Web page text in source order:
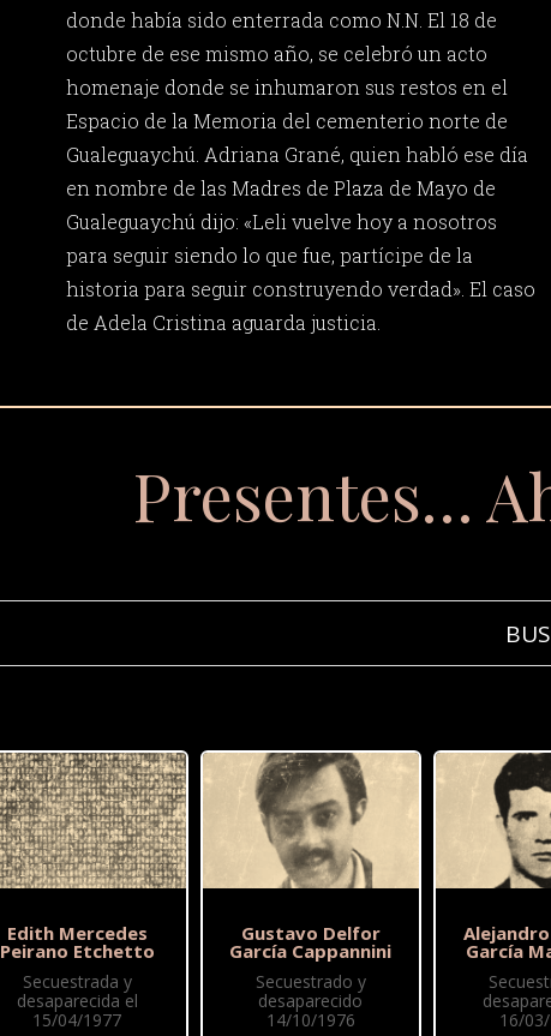
donde había sido enterrada como N.N. El 18 de
octubre de ese mismo año, se celebró un acto
homenaje donde se inhumaron sus restos en el
Espacio de la Memoria del cementerio norte de
Gualeguaychú. Adriana Grané, quien habló ese día
en nombre de las Madres de Plaza de Mayo de
Gualeguaychú dijo: «Leli vuelve hoy a nosotros
para seguir siendo lo que fue, partícipe de la
historia para seguir construyendo verdad». El caso
de Adela Cristina aguarda justicia.
Presentes…
Edith Mercedes
Peirano Etchetto
Secuestrada y
desaparecida el
15/04/1977
Gustavo Delfor
García Cappannini
Secuestrado y
desaparecido
14/10/1976
García
16/